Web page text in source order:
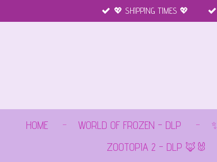
direct
💖 SHIPPING TIMES 💖
HOME WORLD OF FROZEN - DLP
ZOOTOPIA 2 - DLP 🦊🐰